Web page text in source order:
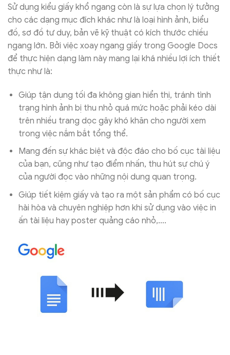
Sử dụng kiểu giấy khổ ngang còn là sự lựa chọn lý tưởng
cho các dạng mục đích khác như là loại hình ảnh, biểu
đồ, sơ đồ tư duy, bản vẽ kỹ thuật có kích thước chiều
ngang lớn. Bởi việc xoay ngang giấy trong Google Docs
để thực hiện dạng làm này mang lại khá nhiều lợi ích thiết
thực như là:
Giúp tận dụng tối đa không gian hiển thị, tránh tình
trạng hình ảnh bị thu nhỏ quá mức hoặc phải kéo dài
trên nhiều trang dọc gây khó khăn cho người xem
trong việc nắm bắt tổng thể.
Mang đến sự khác biệt và độc đáo cho bố cục tài liệu
của bạn, cũng như tạo điểm nhấn, thu hút sự chú ý
của người đọc vào những nội dung quan trọng.
Giúp tiết kiệm giấy và tạo ra một sản phẩm có bố cục
hài hòa và chuyên nghiệp hơn khi sử dụng vào việc in
ấn tài liệu hay poster quảng cáo nhỏ,….